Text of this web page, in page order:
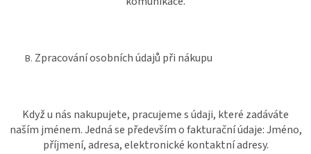
Zpracování osobních údajů při nákupu
Když u nás nakupujete, pracujeme s údaji, které zadáváte
naším jménem. Jedná se především o fakturační údaje: Jméno,
příjmení, adresa, elektronické kontaktní adresy.